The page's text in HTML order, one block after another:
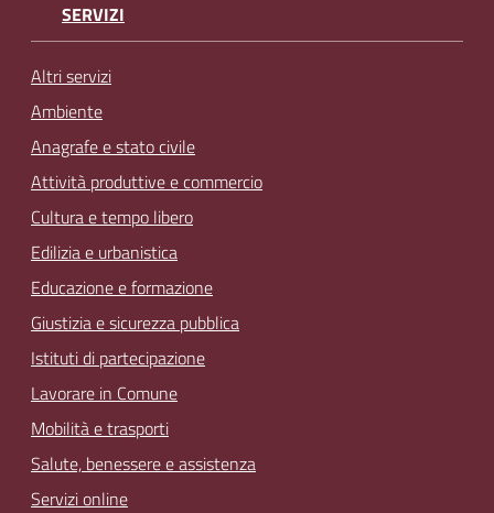
SERVIZI
Altri servizi
Ambiente
Anagrafe e stato civile
Attività produttive e commercio
Cultura e tempo libero
Edilizia e urbanistica
Educazione e formazione
Giustizia e sicurezza pubblica
Istituti di partecipazione
Lavorare in Comune
Mobilità e trasporti
Salute, benessere e assistenza
Servizi online